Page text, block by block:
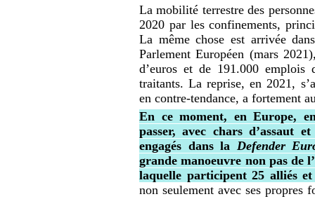
La mobilité terrestre des
2020 par les confinements,
La même chose est arrivée
Parlement Européen (mars
d’euros et de 191.000
traitants. La reprise, en 2021,
en contre-tendance, a fortement
En ce moment, en Europe,
passer, avec chars d’assaut
engagés dans la Defender
grande manoeuvre non pas de
laquelle participent 25 alliés
non seulement avec ses propres